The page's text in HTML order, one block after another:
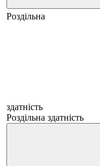
Роздільна
здатність
Роздільна здатність